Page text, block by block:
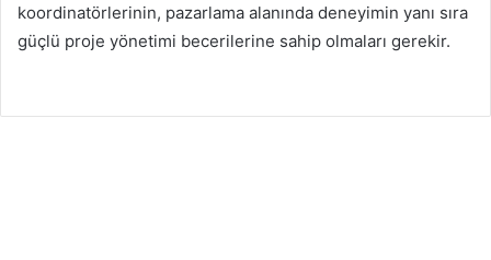
koordinatörlerinin, pazarlama alanında deneyimin yanı sıra
güçlü proje yönetimi becerilerine sahip olmaları gerekir.